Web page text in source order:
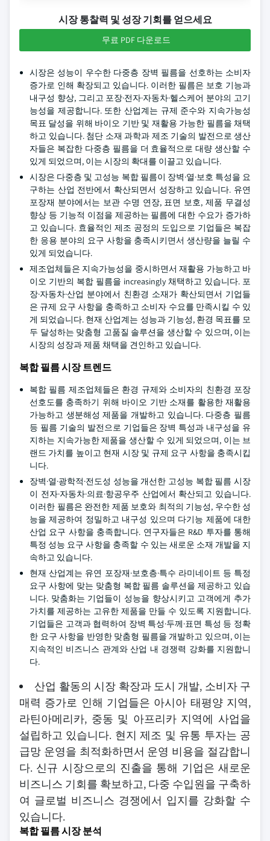
시장 통찰력 및 성장 기회를 얻으세요
무료 PDF 다운로드
시장은 성능이 우수한 다중층 장벽 필름을 선호하는 소비자
증가로 인해 확장되고 있습니다. 이러한 필름은 보호 기능과
내구성 향상, 그리고 포장·전자·자동차·헬스케어 분야의 고기
능성을 제공합니다. 또한 산업계는 규제 준수와 지속가능성
목표 달성을 위해 바이오 기반 및 재활용 가능한 필름을 채택
하고 있습니다. 첨단 소재 과학과 제조 기술의 발전으로 생산
자들은 복잡한 다중층 필름을 더 효율적으로 대량 생산할 수
있게 되었으며, 이는 시장의 확대를 이끌고 있습니다.
시장은 다중층 및 고성능 복합 필름이 장벽·열·보호 특성을 요
구하는 산업 전반에서 확산되면서 성장하고 있습니다. 유연
포장재 분야에서는 보관 수명 연장, 표면 보호, 제품 무결성
향상 등 기능적 이점을 제공하는 필름에 대한 수요가 증가하
고 있습니다. 효율적인 제조 공정의 도입으로 기업들은 복잡
한 응용 분야의 요구 사항을 충족시키면서 생산량을 늘릴 수
있게 되었습니다.
제조업체들은 지속가능성을 중시하면서 재활용 가능하고 바
이오 기반의 복합 필름을 increasingly 채택하고 있습니다. 포
장·자동차·산업 분야에서 친환경 소재가 확산되면서 기업들
은 규제 요구 사항을 충족하고 소비자 수요를 만족시킬 수 있
게 되었습니다. 현재 산업계는 성능과 기능성, 환경 목표를 모
두 달성하는 맞춤형 고품질 솔루션을 생산할 수 있으며, 이는
시장의 성장과 제품 채택을 견인하고 있습니다.
복합 필름 시장 트렌드
복합 필름 제조업체들은 환경 규제와 소비자의 친환경 포장
선호도를 충족하기 위해 바이오 기반 소재를 활용한 재활용
가능하고 생분해성 제품을 개발하고 있습니다. 다중층 필름
등 필름 기술의 발전으로 기업들은 장벽 특성과 내구성을 유
지하는 지속가능한 제품을 생산할 수 있게 되었으며, 이는 브
랜드 가치를 높이고 현재 시장 및 규제 요구 사항을 충족시킵
니다.
장벽·열·광학적·전도성 성능을 개선한 고성능 복합 필름 시장
이 전자·자동차·의료·항공우주 산업에서 확산되고 있습니다.
이러한 필름은 완전한 제품 보호와 최적의 기능성, 우수한 성
능을 제공하여 정밀하고 내구성 있으며 다기능 제품에 대한
산업 요구 사항을 충족합니다. 연구자들은 R&D 투자를 통해
특정 성능 요구 사항을 충족할 수 있는 새로운 소재 개발을 지
속하고 있습니다.
현재 산업계는 유연 포장재·보호층·특수 라미네이트 등 특정
요구 사항에 맞는 맞춤형 복합 필름 솔루션을 제공하고 있습
니다. 맞춤화는 기업들이 성능을 향상시키고 고객에게 추가
가치를 제공하는 고유한 제품을 만들 수 있도록 지원합니다.
기업들은 고객과 협력하여 장벽 특성·두께·표면 특성 등 정확
한 요구 사항을 반영한 맞춤형 필름을 개발하고 있으며, 이는
지속적인 비즈니스 관계와 산업 내 경쟁력 강화를 지원합니
다.
산업 활동의 시장 확장과 도시 개발, 소비자 구
매력 증가로 인해 기업들은 아시아 태평양 지역,
라틴아메리카, 중동 및 아프리카 지역에 사업을
설립하고 있습니다. 현지 제조 및 유통 투자는 공
급망 운영을 최적화하면서 운영 비용을 절감합니
다. 신규 시장으로의 진출을 통해 기업은 새로운
비즈니스 기회를 확보하고, 다중 수입원을 구축하
여 글로벌 비즈니스 경쟁에서 입지를 강화할 수
있습니다.
복합 필름 시장 분석